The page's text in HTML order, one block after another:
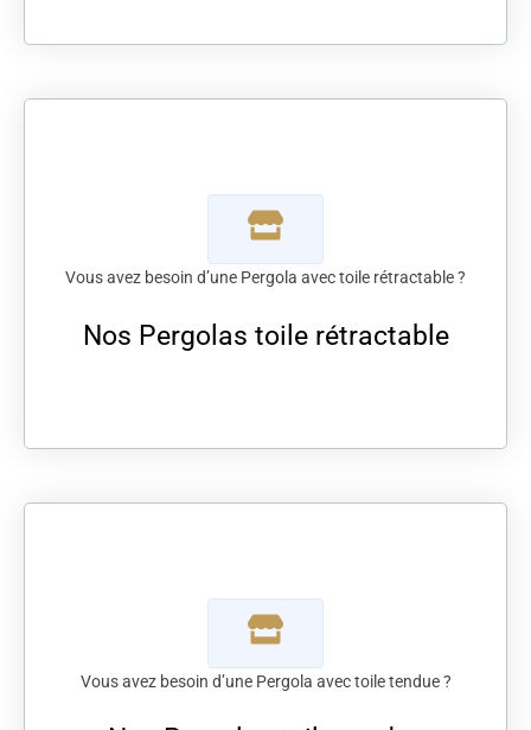
Vous avez besoin d’une Pergola avec toile rétractable ?
Nos Pergolas toile rétractable
Vous avez besoin d’une Pergola avec toile tendue ?